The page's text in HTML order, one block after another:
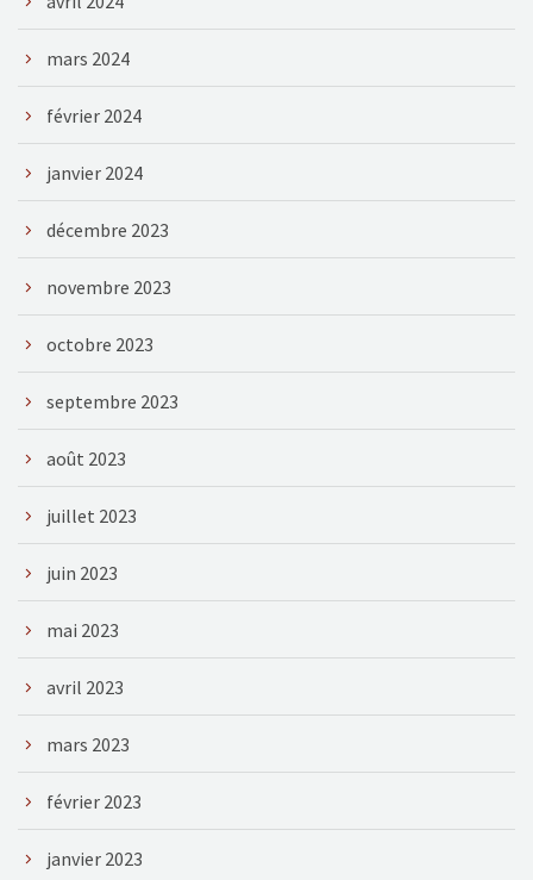
mars 2024
février 2024
janvier 2024
décembre 2023
novembre 2023
octobre 2023
septembre 2023
août 2023
juillet 2023
juin 2023
mai 2023
avril 2023
mars 2023
février 2023
janvier 2023